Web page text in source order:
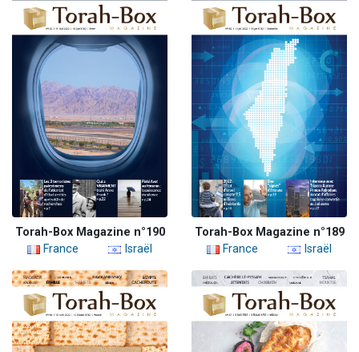
Torah-Box Magazine n°190
France
Israël
Torah-Box Magazine n°189
France
Israël